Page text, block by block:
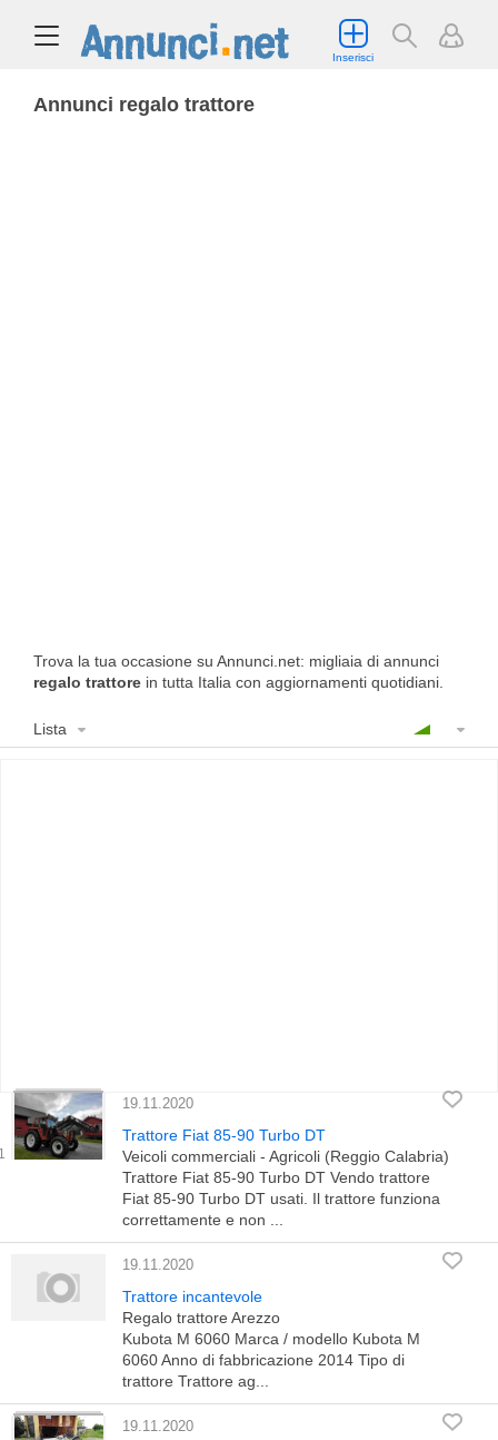
Inserisci
Annunci regalo trattore
Trova la tua occasione su Annunci.net: migliaia di annunci
regalo trattore in tutta Italia con aggiornamenti quotidiani.
Lista
19.11.2020
Trattore Fiat 85-90 Turbo DT
Veicoli commerciali - Agricoli (Reggio Calabria)
Trattore Fiat 85-90 Turbo DT Vendo trattore
Fiat 85-90 Turbo DT usati. Il trattore funziona
correttamente e non ...
19.11.2020
Trattore incantevole
Regalo trattore Arezzo
Kubota M 6060 Marca / modello Kubota M
6060 Anno di fabbricazione 2014 Tipo di
trattore Trattore ag...
19.11.2020